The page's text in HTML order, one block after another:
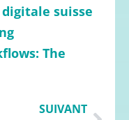
suisse
The
SUIVANT